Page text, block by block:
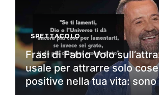
SPETTACOLO
Frasi di Fabio Volo
usale per attrarre solo
positive nella tua vita: sono